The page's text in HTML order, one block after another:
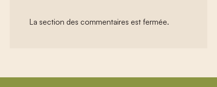
La section des commentaires est fermée.